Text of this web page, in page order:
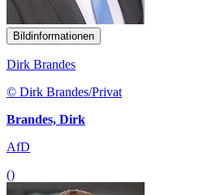
Bildinformationen
Dirk Brandes
© Dirk Brandes/Privat
Brandes, Dirk
AfD
()